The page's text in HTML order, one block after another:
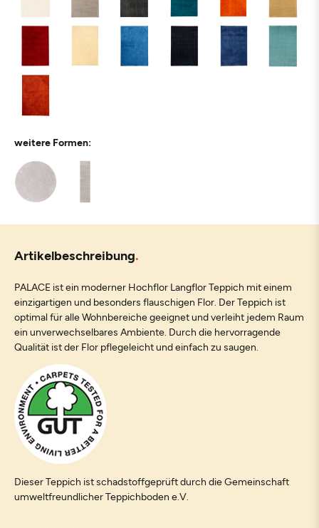
weitere Formen:
Artikelbeschreibung
PALACE ist ein moderner Hochflor Langflor Teppich mit einem
einzigartigen und besonders flauschigen Flor. Der Teppich ist
optimal für alle Wohnbereiche geeignet und verleiht jedem Raum
ein unverwechselbares Ambiente. Durch die hervorragende
Qualität ist der Flor pflegeleicht und einfach zu saugen.
Dieser Teppich ist schadstoffgeprüft durch die Gemeinschaft
umweltfreundlicher Teppichboden e.V.